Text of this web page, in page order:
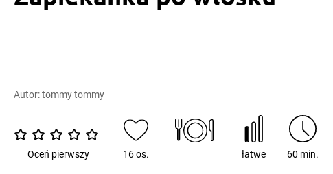
Autor:tommy tommy
Oceń pierwszy 16 os. łatwe 60 min.